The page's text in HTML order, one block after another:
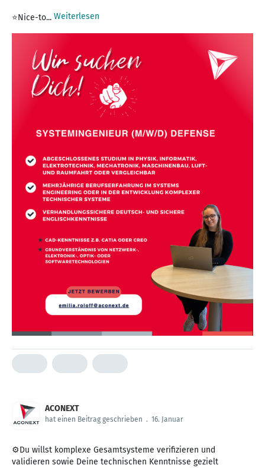
⭐Nice-to... Weiterlesen
ACONEXT
hat einen Beitrag geschrieben . 16. Januar
⚙️Du willst komplexe Gesamtsysteme verifizieren und
validieren sowie Deine technischen Kenntnisse gezielt